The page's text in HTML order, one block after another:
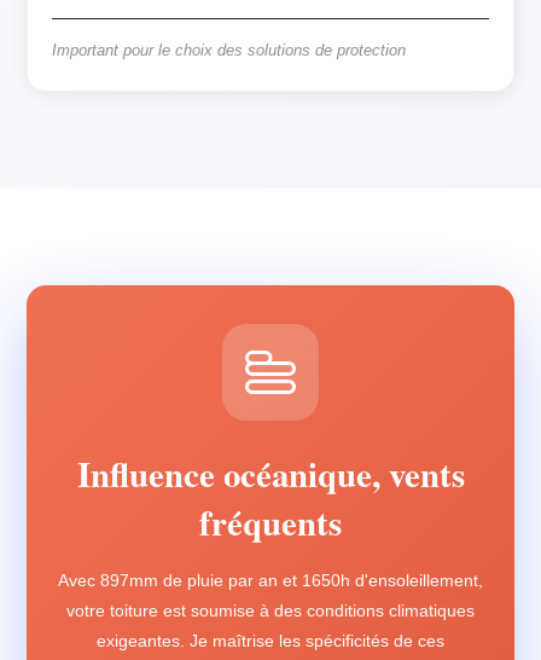
Important pour le choix des solutions de protection
Influence océanique, vents
fréquents
Avec 897mm de pluie par an et 1650h d'ensoleillement,
votre toiture est soumise à des conditions climatiques
exigeantes. Je maîtrise les spécificités de ces